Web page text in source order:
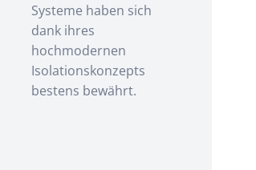
Systeme haben sich
dank ihres
hochmodernen
Isolationskonzepts
bestens bewährt.